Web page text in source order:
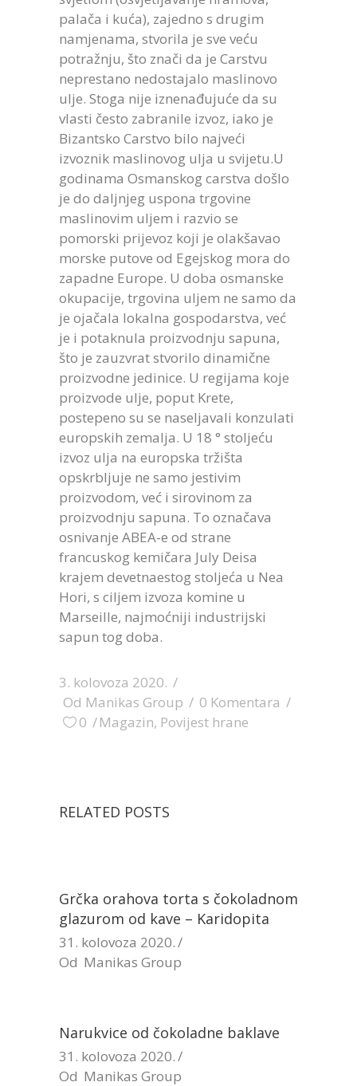
palača i kuća), zajedno s drugim
namjenama, stvorila je sve veću
potražnju, što znači da je Carstvu
neprestano nedostajalo maslinovo
ulje. Stoga nije iznenađujuće da su
vlasti često zabranile izvoz, iako je
Bizantsko Carstvo bilo najveći
izvoznik maslinovog ulja u svijetu.U
godinama Osmanskog carstva došlo
je do daljnjeg uspona trgovine
maslinovim uljem i razvio se
pomorski prijevoz koji je olakšavao
morske putove od Egejskog mora do
zapadne Europe. U doba osmanske
okupacije, trgovina uljem ne samo da
je ojačala lokalna gospodarstva, već
je i potaknula proizvodnju sapuna,
što je zauzvrat stvorilo dinamične
proizvodne jedinice. U regijama koje
proizvode ulje, poput Krete,
postepeno su se naseljavali konzulati
europskih zemalja. U 18 ° stoljeću
izvoz ulja na europska tržišta
opskrbljuje ne samo jestivim
proizvodom, već i sirovinom za
proizvodnju sapuna. To označava
osnivanje ABEA-e od strane
francuskog kemičara July Deisa
krajem devetnaestog stoljeća u Nea
Hori, s ciljem izvoza komine u
Marseille, najmoćniji industrijski
sapun tog doba.
3. kolovoza 2020.
Od Manikas Group
0 Komentara
0
Magazin, Povijest hrane
RELATED POSTS
Grčka orahova torta s čokoladnom
glazurom od kave – Karidopita
31. kolovoza 2020.
Od Manikas Group
Narukvice od čokoladne baklave
31. kolovoza 2020.
Od Manikas Group